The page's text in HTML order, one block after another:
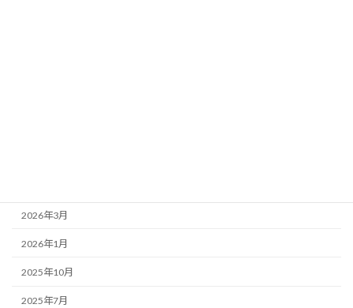
2026年3月
2026年1月
2025年10月
2025年7月